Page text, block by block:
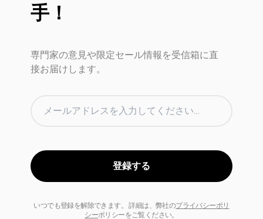
手！
専門家の意見や限定セール情報を受信箱に直
接お届けします。
登録する
いつでも登録を解除できます。 詳細は、弊社のプライバシーポリ
シーポリシーをご覧ください。